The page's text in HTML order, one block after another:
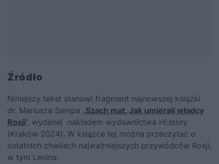
Źródło
Niniejszy tekst stanowi fragment najnowszej książki
dr. Mariusza Sampa „Szach mat. Jak umierali władcy
Rosji”, wydanej nakładem wydawnictwa Hi:story
(Kraków 2024). W książce tej można przeczytać o
ostatnich chwilach najważniejszych przywódców Rosji,
w tym Lenina.